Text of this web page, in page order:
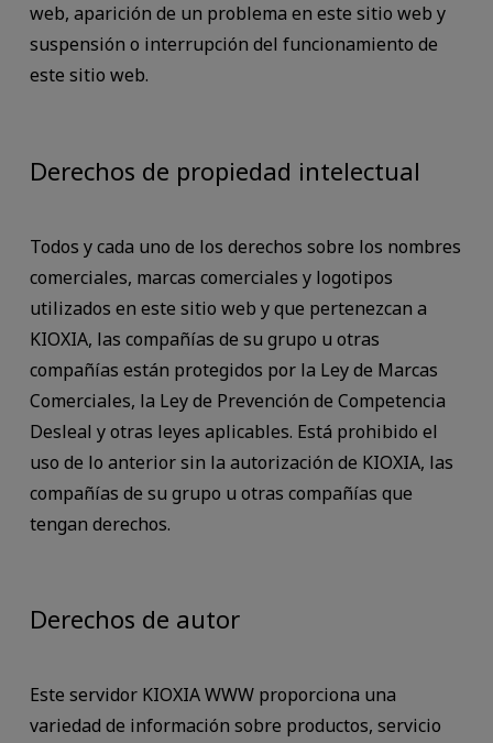
web, aparición de un problema en este sitio web y
suspensión o interrupción del funcionamiento de
este sitio web.
Derechos de propiedad intelectual
Todos y cada uno de los derechos sobre los nombres
comerciales, marcas comerciales y logotipos
utilizados en este sitio web y que pertenezcan a
KIOXIA, las compañías de su grupo u otras
compañías están protegidos por la Ley de Marcas
Comerciales, la Ley de Prevención de Competencia
Desleal y otras leyes aplicables. Está prohibido el
uso de lo anterior sin la autorización de KIOXIA, las
compañías de su grupo u otras compañías que
tengan derechos.
Derechos de autor
Este servidor KIOXIA WWW proporciona una
variedad de información sobre productos, servicio